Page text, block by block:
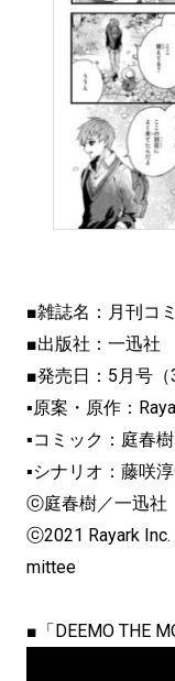
■雑誌名：月刊コ
■出版社：一迅社
■発売日：5月号（
▪原案・原作：
▪コミック：庭春樹
▪シナリオ：藤咲
ⓒ庭春樹／一迅社
ⓒ2021 Rayark Inc.
mittee
■「DEEMO THE